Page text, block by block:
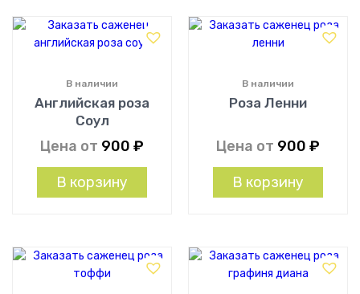
Английская роза
Соул
В наличии
Цена от 900 ₽
В корзину
Роза Ленни
В наличии
Цена от 900 ₽
В корзину